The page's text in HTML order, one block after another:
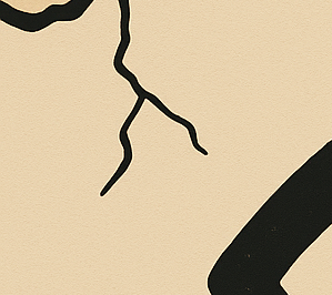
È MORTO MELO